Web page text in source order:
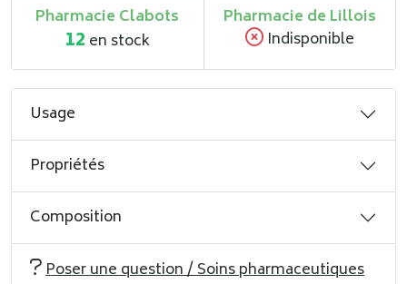
Pharmacie Clabots
12 en stock
Pharmacie de Lillois
Indisponible
Usage
Propriétés
Composition
Poser une question / Soins pharmaceutiques